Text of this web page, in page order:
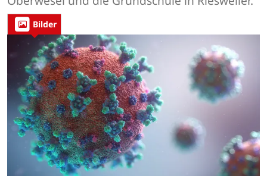
Bilder